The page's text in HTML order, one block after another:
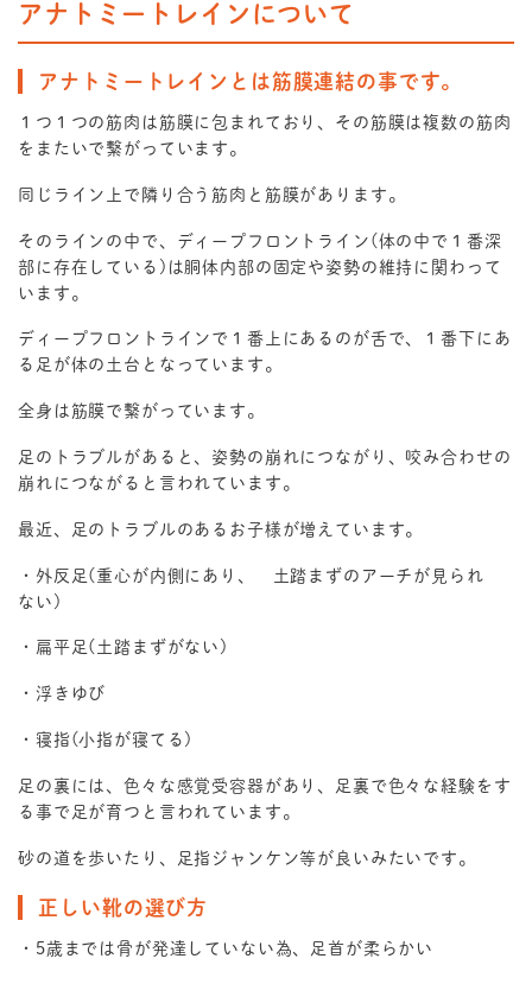
アナトミートレインについて
アナトミートレインとは筋膜連結の事です。
１つ１つの筋肉は筋膜に包まれており、その筋膜は複数の筋肉
をまたいで繋がっています。
同じライン上で隣り合う筋肉と筋膜があります。
そのラインの中で、ディープフロントライン(体の中で１番深
部に存在している)は胴体内部の固定や姿勢の維持に関わって
います。
ディープフロントラインで１番上にあるのが舌で、１番下にあ
る足が体の土台となっています。
全身は筋膜で繋がっています。
足のトラブルがあると、姿勢の崩れにつながり、咬み合わせの
崩れにつながると言われています。
最近、足のトラブルのあるお子様が増えています。
・外反足(重心が内側にあり、 土踏まずのアーチが見られ
ない)
・扁平足(土踏まずがない)
・浮きゆび
・寝指(小指が寝てる)
足の裏には、色々な感覚受容器があり、足裏で色々な経験をす
る事で足が育つと言われています。
砂の道を歩いたり、足指ジャンケン等が良いみたいです。
正しい靴の選び方
・5歳までは骨が発達していない為、足首が柔らかい